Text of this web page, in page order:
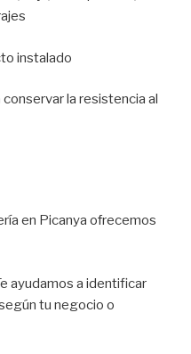
instalado
la resistencia al
en Picanya ofrecemos
ayudamos a identificar
tu negocio o